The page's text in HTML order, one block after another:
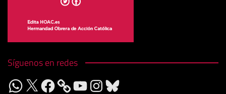
Síguenos en redes
WhatsApp
X Facebook YouTubeInstagram
Bluesky